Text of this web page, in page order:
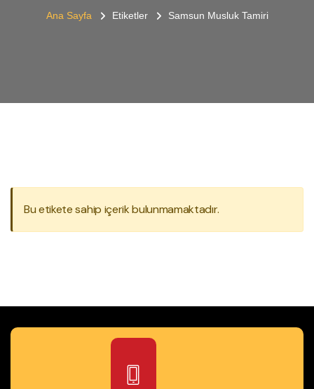
Ana Sayfa Etiketler Samsun Musluk Tamiri
Bu etikete sahip içerik bulunmamaktadır.